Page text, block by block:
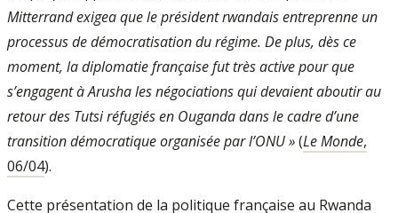
Mitterrand exigea que le président rwandais entreprenne un
processus de démocratisation du régime. De plus, dès ce
moment, la diplomatie française fut très active pour que
s’engagent à Arusha les négociations qui devaient aboutir au
retour des Tutsi réfugiés en Ouganda dans le cadre d’une
transition démocratique organisée par l’ONU »(Le Monde,
06/04).
Cette présentation de la politique française au Rwanda